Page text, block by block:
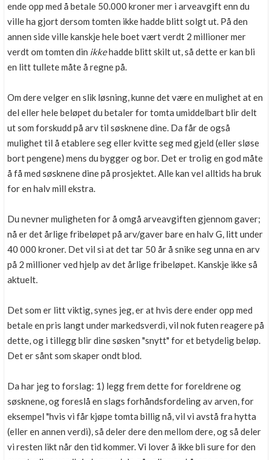
ende opp med å betale 50.000 kroner mer i arveavgift enn du
ville ha gjort dersom tomten ikke hadde blitt solgt ut. På den
annen side ville kanskje hele boet vært verdt 2 millioner mer
verdt om tomten din ikkehadde blitt skilt ut, så dette er kan bli
en litt tullete måte å regne på.
Om dere velger en slik løsning, kunne det være en mulighet at en
del eller hele beløpet du betaler for tomta umiddelbart blir delt
ut som forskudd på arv til søsknene dine. Da får de også
mulighet til å etablere seg eller kvitte seg med gjeld (eller sløse
bort pengene) mens du bygger og bor. Det er trolig en god måte
å få med søsknene dine på prosjektet. Alle kan vel alltids ha bruk
for en halv mill ekstra.
Du nevner muligheten for å omgå arveavgiften gjennom gaver;
nå er det årlige fribeløpet på arv/gaver bare en halv G, litt under
40 000 kroner. Det vil si at det tar 50 år å snike seg unna en arv
på 2 millioner ved hjelp av det årlige fribeløpet. Kanskje ikke så
aktuelt.
Det som er litt viktig, synes jeg, er at hvis dere ender opp med
betale en pris langt under markedsverdi, vil nok futen reagere på
dette, og i tillegg blir dine søsken "snytt" for et betydelig beløp.
Det er sånt som skaper ondt blod.
Da har jeg to forslag: 1) legg frem dette for foreldrene og
søsknene, og foreslå en slags forhåndsfordeling av arven, for
eksempel "hvis vi får kjøpe tomta billig nå, vil vi avstå fra hytta
(eller en annen verdi), så deler dere den mellom dere, og så deler
vi resten likt når den tid kommer. Vi lover å ikke bli sure for den